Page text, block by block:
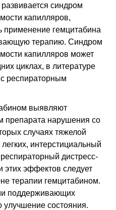
синдром
капилляров,
применение гемцитабина
терапию. Синдром
капилляров может
циклах, в литературе
респираторным
выявляют
препарата нарушения со
случаях тяжелой
легких, интерстициальный
дистресс-
этих эффектов следует
терапии гемцитабином.
поддерживающих
состояния.